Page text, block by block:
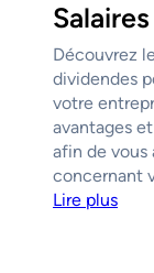
Découvrez
dividendes
votre
avantages
afin de vous
concernant
Lire plus